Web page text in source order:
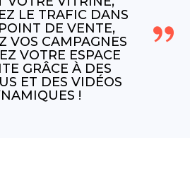
LE TRAFIC DANS
DE VENTE,
VOS CAMPAGNES
VOTRE ESPACE
GRÂCE À DES
ET DES VIDÉOS
!